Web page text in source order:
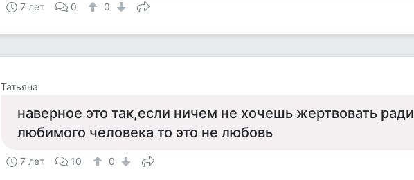
7 лет 0 0
Татьяна
наверное это так,если ничем не хочешь жертвовать ради
любимого человека то это не любовь
7 лет 10 0